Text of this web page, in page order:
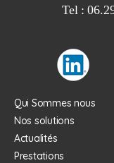
Tel :
Qui Sommes nous
Nos solutions
Actualités
Prestations